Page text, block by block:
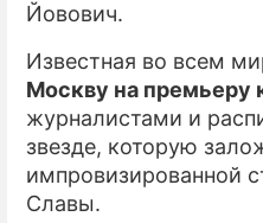
Йовович.
Известная во всем
Москву на премьеру
журналистами и
звезде, которую
импровизированной
Славы.